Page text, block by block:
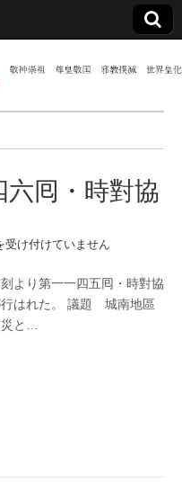
六囘・時對協
受け付けていません
より第一一四五囘・時對協
行はれた。 議題 城南地區
と…